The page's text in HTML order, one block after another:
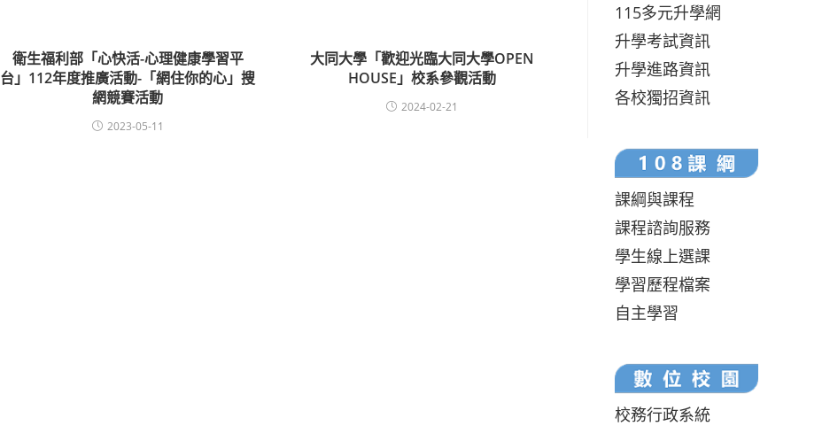
衛生福利部「心快活-心理健康學習平
台」112年度推廣活動-「網住你的心」搜
網競賽活動
2023-05-11
大同大學「歡迎光臨大同大學OPEN
HOUSE」校系參觀活動
2024-02-21
115多元升學網
升學考試資訊
升學進路資訊
各校獨招資訊
課綱與課程
課程諮詢服務
學生線上選課
學習歷程檔案
自主學習
校務行政系統